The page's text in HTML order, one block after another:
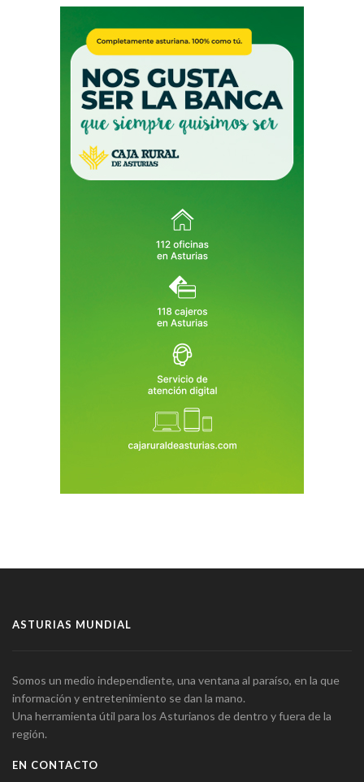
ASTURIAS MUNDIAL
Somos un medio independiente, una ventana al paraíso, en la que
información y entretenimiento se dan la mano.
Una herramienta útil para los Asturianos de dentro y fuera de la
región.
EN CONTACTO